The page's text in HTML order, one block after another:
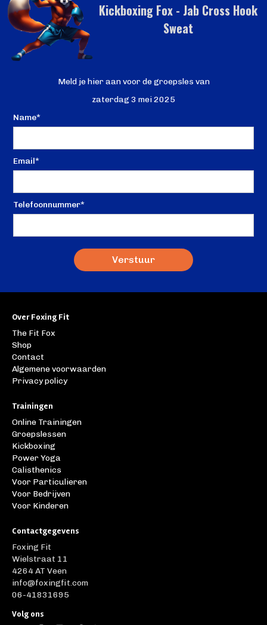
Kickboxing Fox - Jab Cross Hook
Sweat
Meld je hier aan voor de groepsles van
zaterdag 3 mei 2025
Name*
Email*
Telefoonnummer*
Over Foxing Fit
The Fit Fox
Shop
Contact
Algemene voorwaarden
Privacy policy
Trainingen
Online Trainingen
Groepslessen
Kickboxing
Power Yoga
Calisthenics
Voor Particulieren
Voor Bedrijven
Voor Kinderen
Contactgegevens
Foxing Fit
Wielstraat 11
4264 AT Veen
info@foxingfit.com
06-41831695
Volg ons